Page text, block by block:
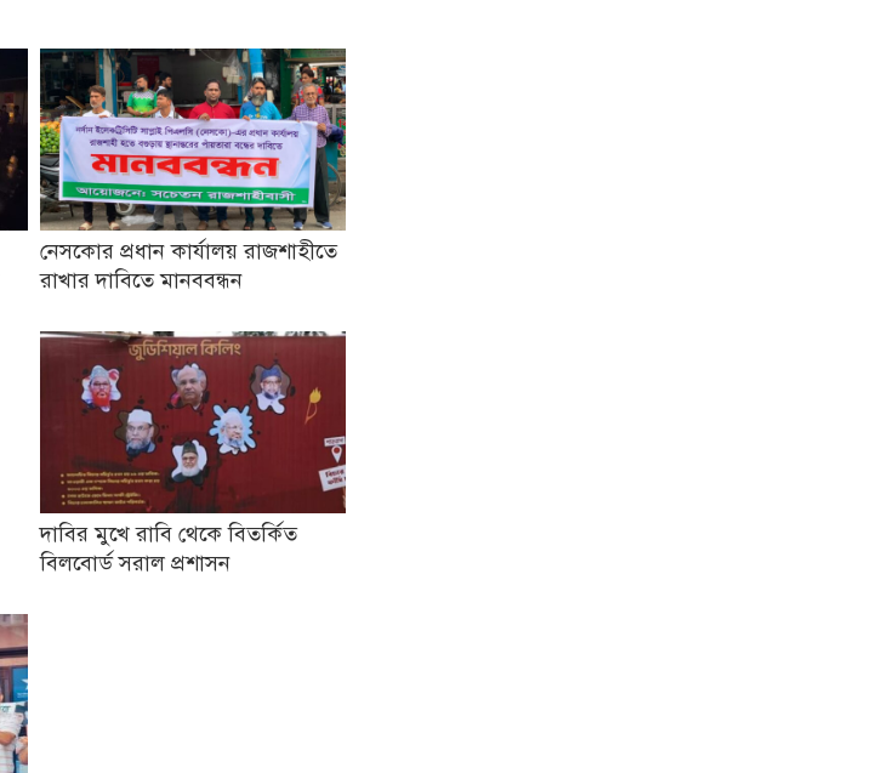
নেসকোর প্রধান কার্যালয় রাজশাহীতে
রাখার দাবিতে মানববন্ধন
দাবির মুখে রাবি থেকে বিতর্কিত
বিলবোর্ড সরাল প্রশাসন